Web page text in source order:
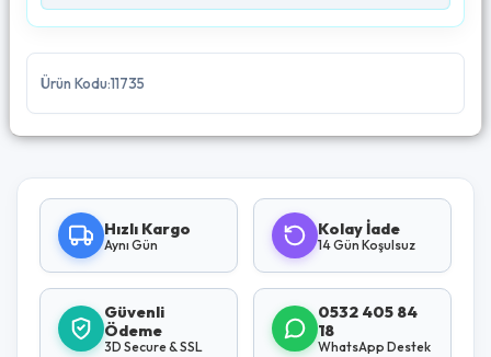
Ürün Kodu:11735
Hızlı Kargo
Aynı Gün
Kolay İade
14 Gün Koşulsuz
Güvenli
Ödeme
3D Secure & SSL
0532 405 84
18
WhatsApp Destek